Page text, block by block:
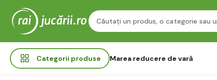
Categorii produse Marea reducere de vară